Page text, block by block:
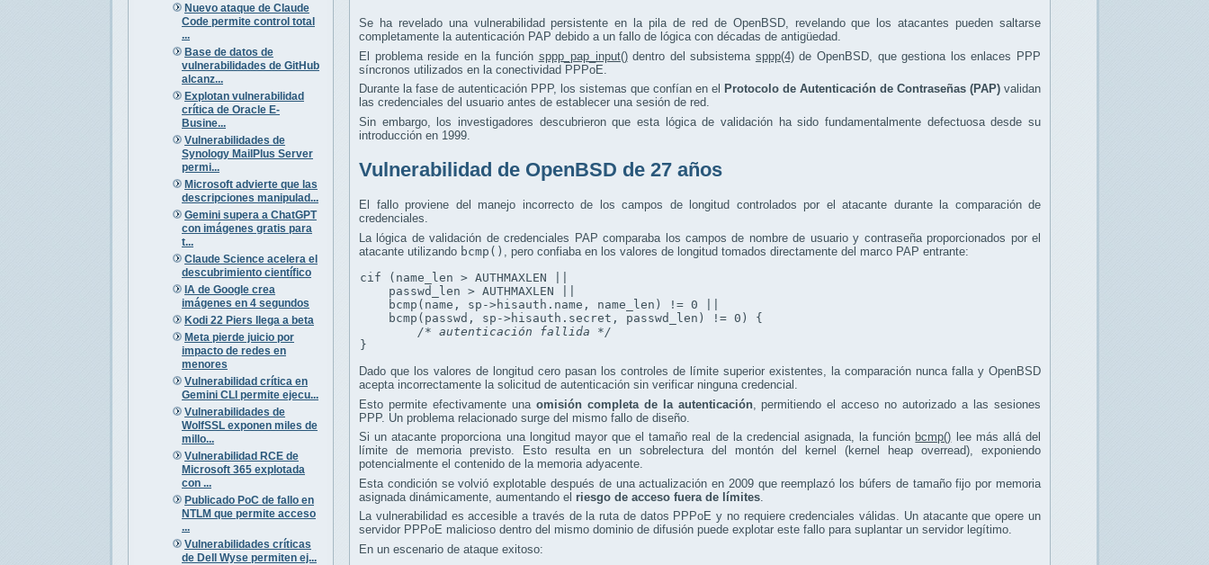
Nuevo ataque de Claude
Code permite control total
...
Base de datos de
vulnerabilidades de GitHub
alcanz...
Explotan vulnerabilidad
crítica de Oracle E-
Busine...
Vulnerabilidades de
Synology MailPlus Server
permi...
Microsoft advierte que las
descripciones manipulad...
Gemini supera a ChatGPT
con imágenes gratis para
t...
Claude Science acelera el
descubrimiento científico
IA de Google crea
imágenes en 4 segundos
Kodi 22 Piers llega a beta
Meta pierde juicio por
impacto de redes en
menores
Vulnerabilidad crítica en
Gemini CLI permite ejecu...
Vulnerabilidades de
WolfSSL exponen miles de
millo...
Vulnerabilidad RCE de
Microsoft 365 explotada
con ...
Publicado PoC de fallo en
NTLM que permite acceso
...
Vulnerabilidades críticas
de Dell Wyse permiten ej...
Se ha revelado una vulnerabilidad persistente en la pila de red de OpenBSD, revelando que los atacantes pueden saltarse
completamente la autenticación PAP debido a un fallo de lógica con décadas de antigüedad.
El problema reside en la función sppp_pap_input()dentro del subsistema sppp(4)de OpenBSD, que gestiona los enlaces PPP
síncronos utilizados en la conectividad PPPoE.
Durante la fase de autenticación PPP, los sistemas que confían en el Protocolo de Autenticación de Contraseñas (PAP) validan
las credenciales del usuario antes de establecer una sesión de red.
Sin embargo, los investigadores descubrieron que esta lógica de validación ha sido fundamentalmente defectuosa desde su
introducción en 1999.
Vulnerabilidad de OpenBSD de 27 años
El fallo proviene del manejo incorrecto de los campos de longitud controlados por el atacante durante la comparación de
credenciales.
La lógica de validación de credenciales PAP comparaba los campos de nombre de usuario y contraseña proporcionados por el
atacante utilizando bcmp()
, pero confiaba en los valores de longitud tomados directamente del marco PAP entrante:
cif (name_len > AUTHMAXLEN ||
    passwd_len > AUTHMAXLEN ||
    bcmp(name, sp->hisauth.name, name_len) != 0 ||
    bcmp(passwd, sp->hisauth.secret, passwd_len) != 0) {
/* autenticación fallida */
}
Dado que los valores de longitud cero pasan los controles de límite superior existentes, la comparación nunca falla y OpenBSD
acepta incorrectamente la solicitud de autenticación sin verificar ninguna credencial.
Esto permite efectivamente una omisión completa de la autenticación, permitiendo el acceso no autorizado a las sesiones
PPP. Un problema relacionado surge del mismo fallo de diseño.
Si un atacante proporciona una longitud mayor que el tamaño real de la credencial asignada, la función bcmp() lee más allá del
límite de memoria previsto. Esto resulta en un sobrelectura del montón del kernel (kernel heap overread), exponiendo
potencialmente el contenido de la memoria adyacente.
Esta condición se volvió explotable después de una actualización en 2009 que reemplazó los búfers de tamaño fijo por memoria
asignada dinámicamente, aumentando el riesgo de acceso fuera de límites
La vulnerabilidad es accesible a través de la ruta de datos PPPoE y no requiere credenciales válidas. Un atacante que opere un
servidor PPPoE malicioso dentro del mismo dominio de difusión puede explotar este fallo para suplantar un servidor legítimo.
En un escenario de ataque exitoso: